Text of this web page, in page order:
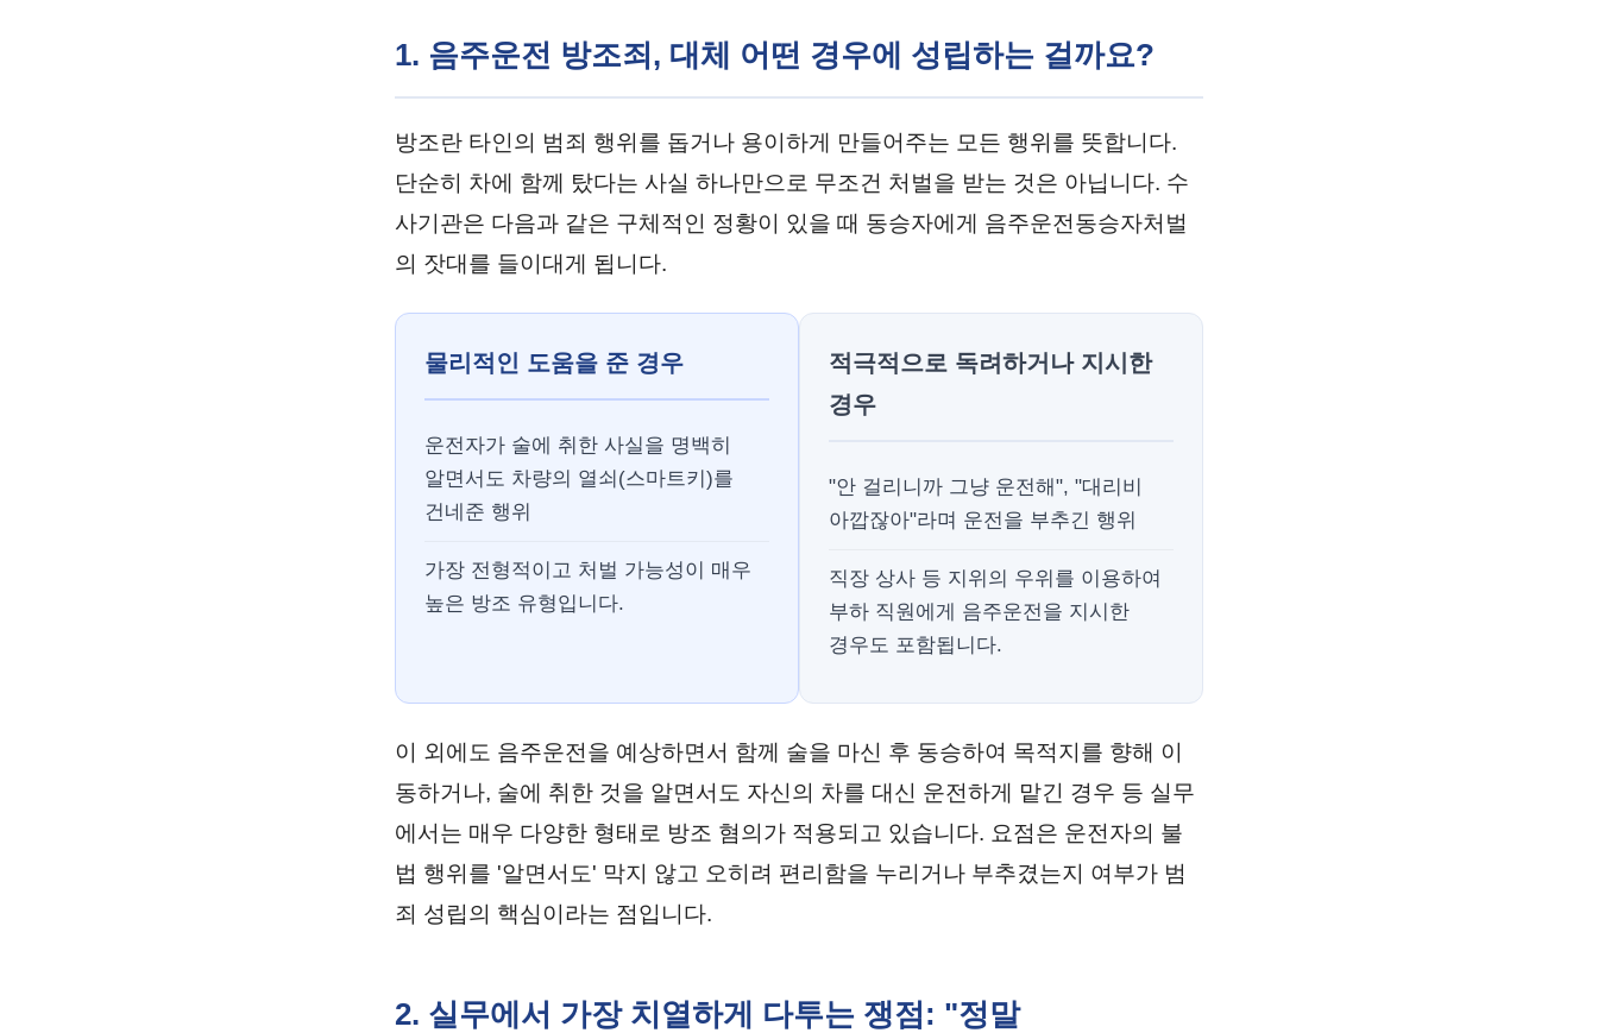
1. 음주운전 방조죄, 대체 어떤 경우에 성립하는 걸까요?
방조란 타인의 범죄 행위를 돕거나 용이하게 만들어주는 모든 행위를 뜻합니다.
단순히 차에 함께 탔다는 사실 하나만으로 무조건 처벌을 받는 것은 아닙니다. 수
사기관은 다음과 같은 구체적인 정황이 있을 때 동승자에게 음주운전동승자처벌
의 잣대를 들이대게 됩니다.
물리적인 도움을 준 경우
운전자가 술에 취한 사실을 명백히
알면서도 차량의 열쇠(스마트키)를
건네준 행위
가장 전형적이고 처벌 가능성이 매우
높은 방조 유형입니다.
적극적으로 독려하거나 지시한
경우
"안 걸리니까 그냥 운전해", "대리비
아깝잖아"라며 운전을 부추긴 행위
직장 상사 등 지위의 우위를 이용하여
부하 직원에게 음주운전을 지시한
경우도 포함됩니다.
이 외에도 음주운전을 예상하면서 함께 술을 마신 후 동승하여 목적지를 향해 이
동하거나, 술에 취한 것을 알면서도 자신의 차를 대신 운전하게 맡긴 경우 등 실무
에서는 매우 다양한 형태로 방조 혐의가 적용되고 있습니다. 요점은 운전자의 불
법 행위를 '알면서도' 막지 않고 오히려 편리함을 누리거나 부추겼는지 여부가 범
죄 성립의 핵심이라는 점입니다.
2. 실무에서 가장 치열하게 다투는 쟁점: "정말